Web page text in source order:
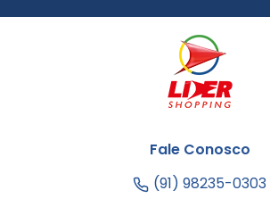
Fale Conosco
(91) 98235-0303